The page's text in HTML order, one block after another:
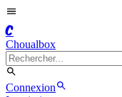
C
Choualbox
Connexion